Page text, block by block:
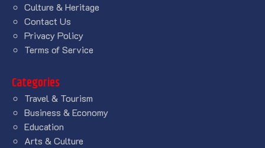
Culture & Heritage
Contact Us
Privacy Policy
Terms of Service
Categories
Travel & Tourism
Business & Economy
Education
Arts & Culture